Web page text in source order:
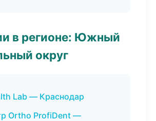
в регионе: Южный
округ
Lab — Краснодар
Ortho ProfiDent —